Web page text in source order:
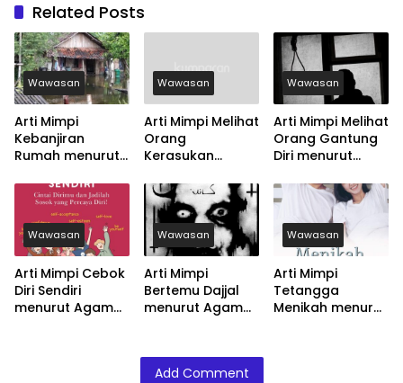
Related Posts
Wawasan
Arti Mimpi
Kebanjiran
Rumah menurut
dan Primbon
Jawa
Wawasan
Arti Mimpi Melihat
Orang
Kerasukan
Psikologi dan
Primbon Jawa
Wawasan
Arti Mimpi Melihat
Orang Gantung
Diri menurut
dan Primbon
Jawa
Wawasan
Arti Mimpi Cebok
Diri Sendiri
menurut Agama,
Wawasan
Arti Mimpi
Bertemu Dajjal
menurut Agama,
Wawasan
Arti Mimpi
Tetangga
Menikah menurut
Add Comment